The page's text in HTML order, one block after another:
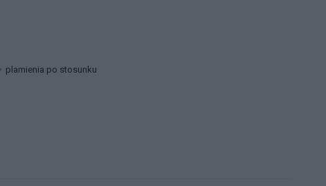
plamienia po stosunku